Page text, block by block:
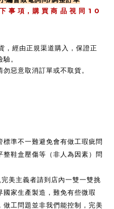
事 項 , 購 買 商 品 視 同 1 0
經由正規渠道購入，保證正
。
惡意取消訂單或不取貨。
準不一難避免會有做工瑕疵問
鞋盒壓傷等（非人為因素）問
美主義者請到店內一雙一雙挑
家生產製造，難免有些微瑕
工問題並非我們能控制，完美